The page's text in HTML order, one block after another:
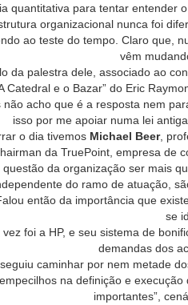
quantitativa para tentar entender
organizacional nunca foi
ao teste do tempo. Claro que,
vêm
da palestra dele, associado ao
Catedral e o Bazar” do Eric
não acho que é a resposta nem
isso por me apoiar numa lei
o dia tivemos Michael Beer,
da TruePoint, empresa de
questão da organização ser mais
do ramo de atuação,
então da importância que
se
foi a HP, e seu sistema de
demandas dos
caminhar por nem metade
na definição e
importantes”,